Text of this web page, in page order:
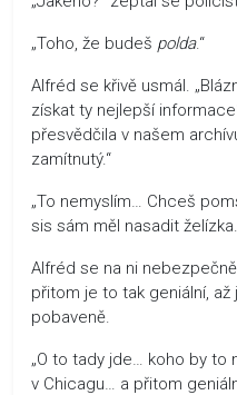
„Toho, že budeš polda.“
Alfréd se křivě usmál.
získat ty nejlepší
přesvědčila v našem
zamítnutý.“
„To nemyslím… Chceš
sis sám měl nasadit
Alfréd se na ni
přitom je to tak geniální, až
pobaveně.
„O to tady jde… koho by
v Chicagu… a přitom